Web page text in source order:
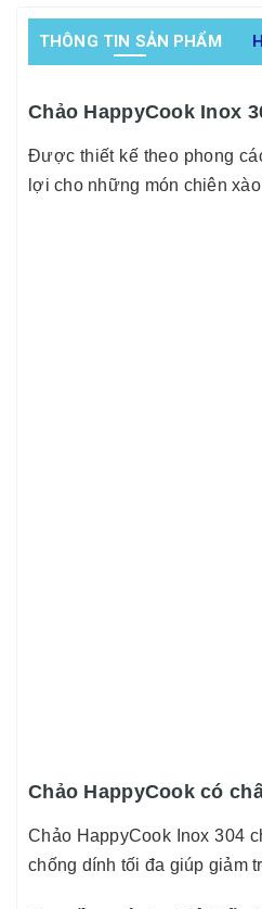
THÔNG TIN SẢN PHẨM
Chảo HappyCook Inox
Được thiết kế theo phong
lợi cho những món chiên
Chảo HappyCook có
Chảo HappyCook Inox 304
chống dính tối đa giúp giảm